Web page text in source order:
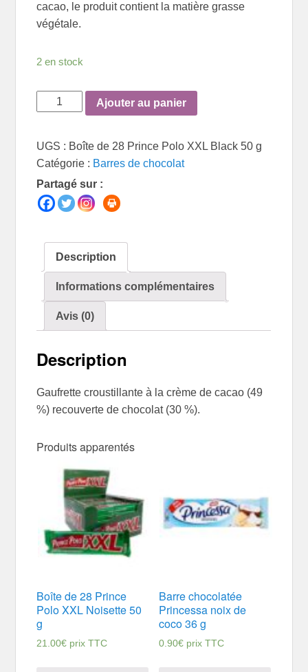
cacao, le produit contient la matière grasse
végétale.
2 en stock
quantité
de
de
28
Prince
Polo
g
Ajouter au panier
UGS : Boîte de 28 Prince Polo XXL Black 50 g
Catégorie : Barres de chocolat
Partagé sur :
Description
Informations complémentaires
Avis (0)
Description
Gaufrette croustillante à la crème de cacao (49
%) recouverte de chocolat (30 %).
Produits apparentés
Boîte de 28 Prince
Polo XXL Noisette 50
g
21.00€ prix TTC
Barre chocolatée
Princessa noix de
coco 36 g
0.90€ prix TTC